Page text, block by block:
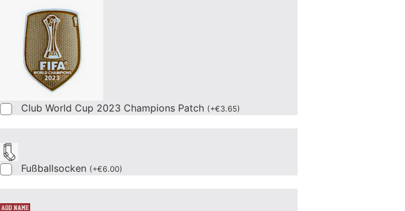
Club World Cup 2023 Champions Patch (+€3.65)
Fußballsocken (+€6.00)